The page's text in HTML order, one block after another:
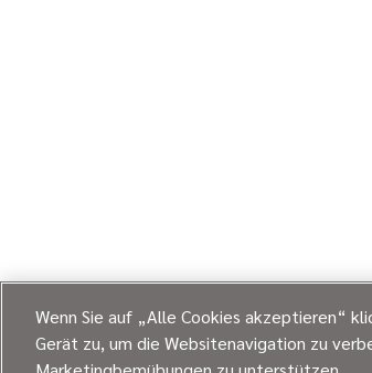
Wenn Sie auf „Alle Cookies akzeptieren“
Gerät zu, um die Websitenavigation zu